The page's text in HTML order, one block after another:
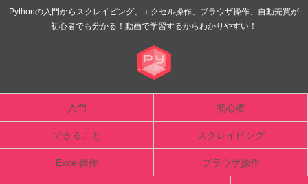
Pythonの入門からスクレイピング、エクセル操作、ブラウザ操作、自動売買が
初心者でも分かる！動画で学習するからわかりやすい！
入門 初心者
できること スクレイピング
Excel操作 ブラウザ操作